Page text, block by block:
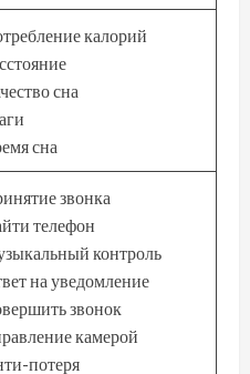
калорий
сна
сна
звонка
телефон
контроль
на уведомление
звонок
камерой
потеря